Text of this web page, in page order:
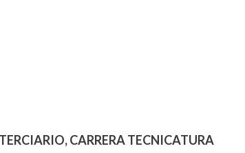
CARRERA TECNICATURA